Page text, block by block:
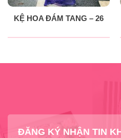
KỆ HOA ĐÁM TANG – 26
ĐĂNG KÝ NHẬN TIN